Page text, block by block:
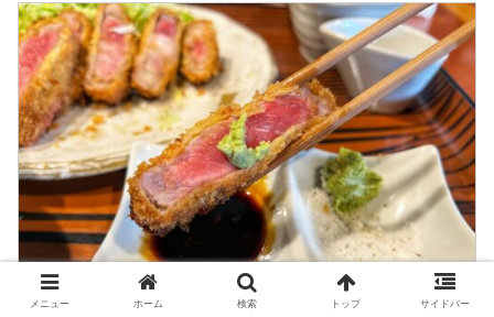
メニュー ホーム 検索 トップ サイドバー